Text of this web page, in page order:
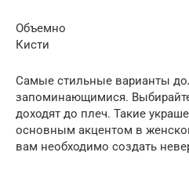
Объемно
Кисти
Самые стильные варианты
запоминающимися.
доходят до плеч. Такие
основным акцентом в
вам необходимо создать